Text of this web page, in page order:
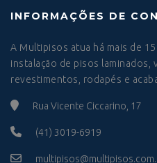
INFORMAÇÕES DE
A Multipisos atua há mais de
instalação de pisos laminados,
revestimentos, rodapés e
Rua Vicente Ciccarino, 17
(41) 3019-6919